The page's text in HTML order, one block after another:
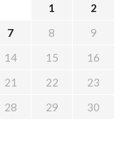
1
2
7 8
9
14 15
16
21 22
23
28 29
30